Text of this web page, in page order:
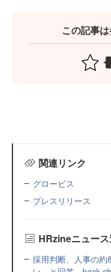
この記事
関連リンク
グロービス
プレスリリース
HRzineニュー
採用判断、人事の約